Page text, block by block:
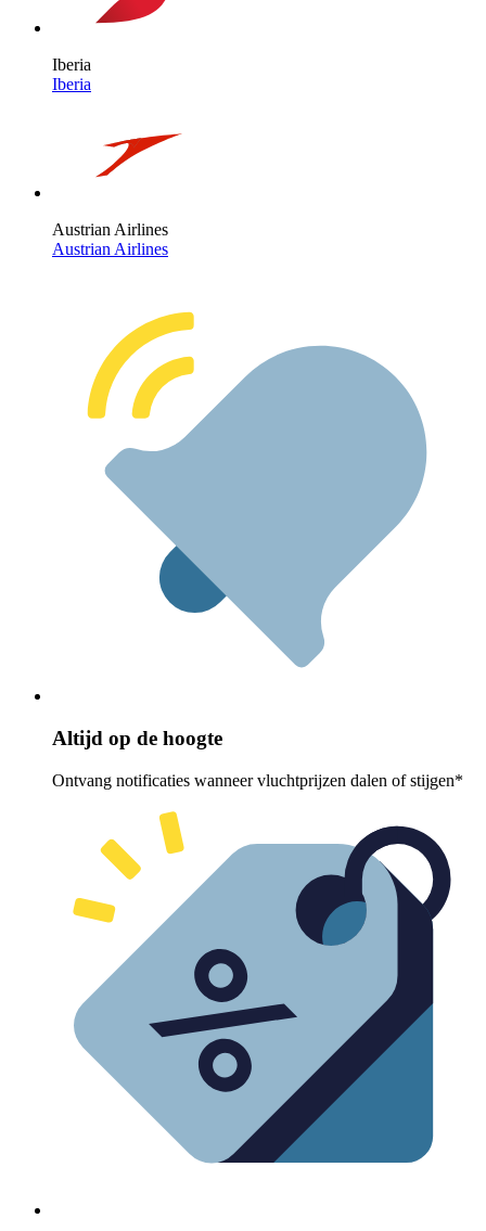
Iberia
Iberia
Austrian Airlines
Austrian Airlines
Altijd op de hoogte
Ontvang notificaties wanneer vluchtprijzen dalen of stijgen*